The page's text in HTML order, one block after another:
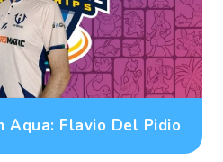
Aqua: Flavio Del Pidio